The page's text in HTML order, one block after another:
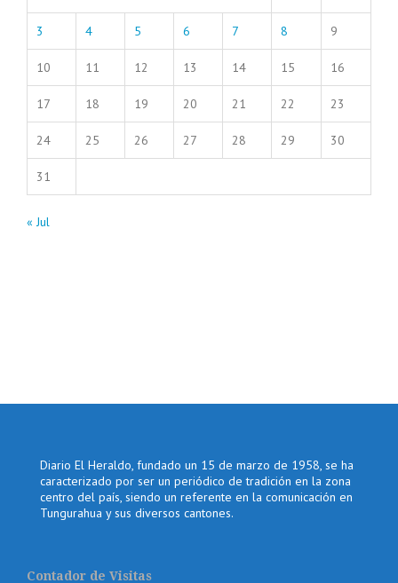
3 4 5 6 7 8 9
10 11 12 13 14 15 16
17 18 19 20 21 22 23
24 25 26 27 28 29 30
31
« Jul
Diario El Heraldo, fundado un 15 de marzo de 1958, se ha
caracterizado por ser un periódico de tradición en la zona
centro del país, siendo un referente en la comunicación en
Tungurahua y sus diversos cantones.
Contador de Visitas